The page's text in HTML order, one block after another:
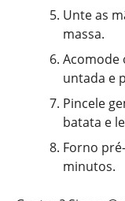
Unte as
massa.
Acomode
untada e
Pincele
batata e
Forno
minutos.